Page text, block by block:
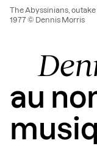
au
The Abyssinians,
1977 © Dennis Morris